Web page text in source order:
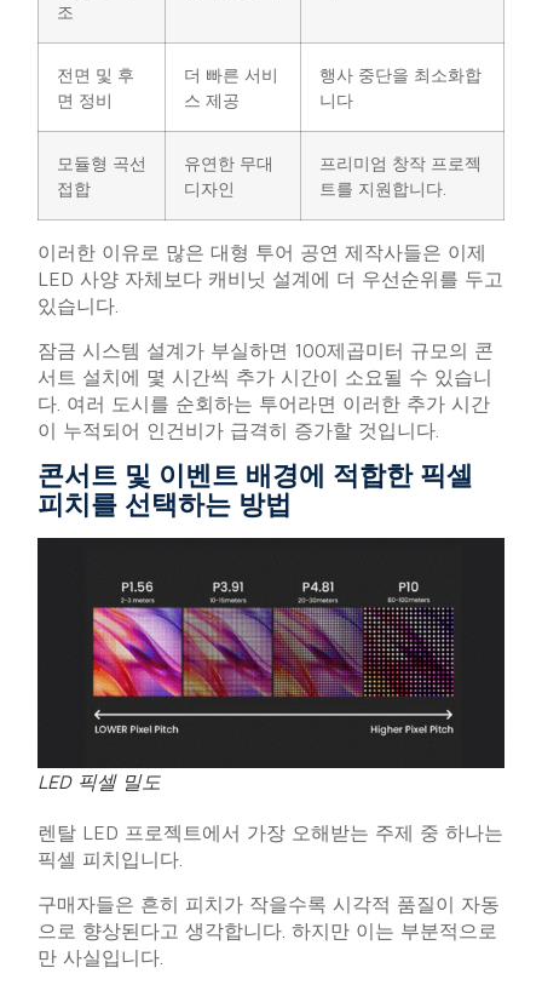
조
전면 및 후
면 정비
더 빠른 서비
스 제공
행사 중단을 최소화합
니다
모듈형 곡선
접합
유연한 무대
디자인
프리미엄 창작 프로젝
트를 지원합니다.
이러한 이유로 많은 대형 투어 공연 제작사들은 이제
LED 사양 자체보다 캐비닛 설계에 더 우선순위를 두고
있습니다.
잠금 시스템 설계가 부실하면 100제곱미터 규모의 콘
서트 설치에 몇 시간씩 추가 시간이 소요될 수 있습니
다. 여러 도시를 순회하는 투어라면 이러한 추가 시간
이 누적되어 인건비가 급격히 증가할 것입니다.
콘서트 및 이벤트 배경에 적합한 픽셀
피치를 선택하는 방법
LED 픽셀 밀도
렌탈 LED 프로젝트에서 가장 오해받는 주제 중 하나는
픽셀 피치입니다.
구매자들은 흔히 피치가 작을수록 시각적 품질이 자동
으로 향상된다고 생각합니다. 하지만 이는 부분적으로
만 사실입니다.